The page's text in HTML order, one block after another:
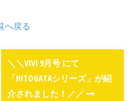
へ戻る
＼＼VIVI 9月号 にて
「HITOGATAシリーズ」が紹
介されました！／／